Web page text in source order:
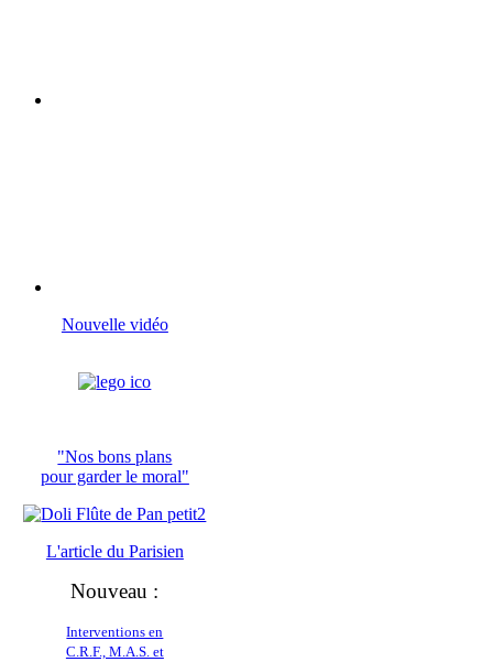
Nouvelle vidéo
"Nos bons plans
pour garder le moral"
L'article du Parisien
Nouveau :
Interventions en
C.R.F., M.A.S. et